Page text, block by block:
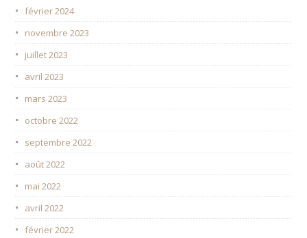
février 2024
novembre 2023
juillet 2023
avril 2023
mars 2023
octobre 2022
septembre 2022
août 2022
mai 2022
avril 2022
février 2022